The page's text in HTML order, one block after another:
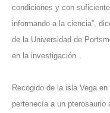
condiciones y con
informando a la ciencia”,
de la Universidad de
en la investigación.
Recogido de la isla Vega
pertenecía a un pterosaurio